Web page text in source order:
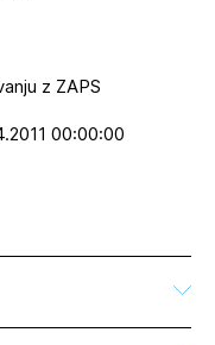
z ZAPS
00:00:00